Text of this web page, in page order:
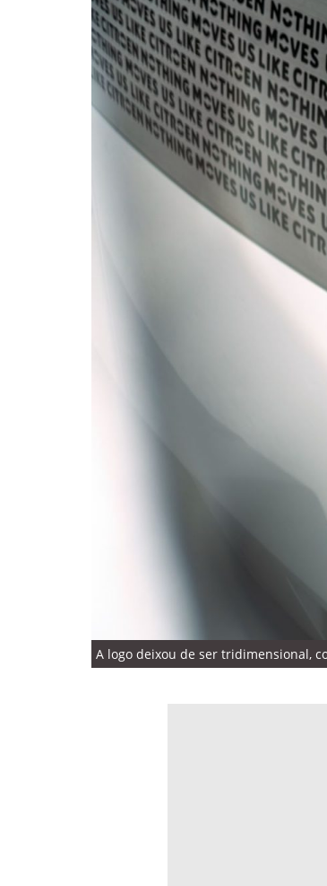
A logo deixou de ser tridimensional,